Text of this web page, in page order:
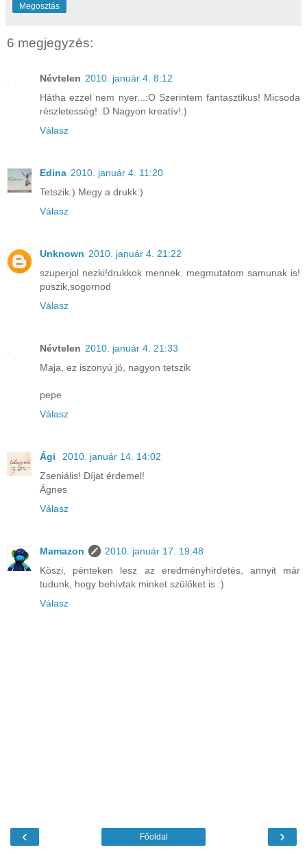
Megosztás
6 megjegyzés:
Névtelen 2010. január 4. 8:12
Hátha ezzel nem nyer...:O Szerintem fantasztikus! Micsoda
részletesség! :D Nagyon kreatív!:)
Válasz
Edina 2010. január 4. 11:20
Tetszik:) Megy a drukk:)
Válasz
Unknown 2010. január 4. 21:22
szuperjol nezki!drukkok mennek. megmutatom samunak is!
puszik,sogornod
Válasz
Névtelen 2010. január 4. 21:33
Maja, ez iszonyú jó, nagyon tetszik
pepe
Válasz
Ági
2010. január 14. 14:02
Zseniális! Díjat érdemel!
Ágnes
Válasz
Mamazon
2010. január 17. 19:48
Köszi, pénteken lesz az eredményhirdetés, annyit már
tudunk, hogy behívtak minket szülőket is :)
Válasz
‹ ›
Főoldal